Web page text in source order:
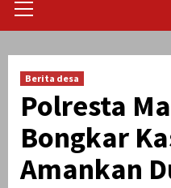
Menu
Berita desa
Polresta
Bongkar
Amankan